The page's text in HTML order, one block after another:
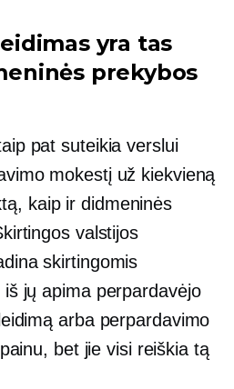
yra tas
prekybos
pat suteikia verslui
mokestį už kiekvieną
kaip ir didmeninės
valstijos
skirtingomis
jų apima perpardavėjo
arba perpardavimo
bet jie visi reiškia tą